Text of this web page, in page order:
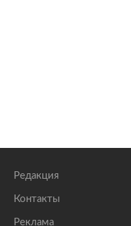
Редакция
Контакты
Реклама